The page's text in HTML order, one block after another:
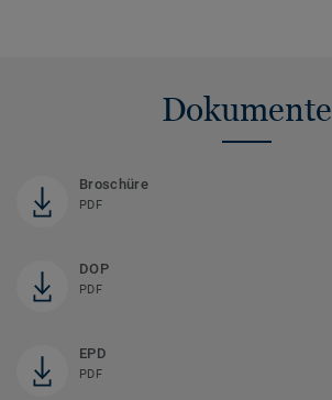
Dokumente
Broschüre
PDF
DOP
PDF
EPD
PDF